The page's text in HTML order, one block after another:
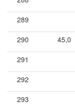
289
290 45,0
291
292
293